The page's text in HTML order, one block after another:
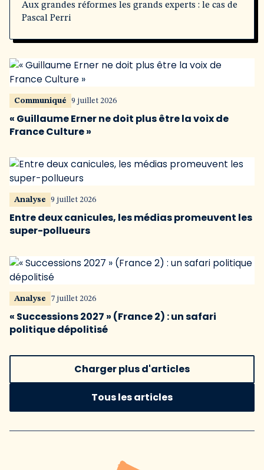
Aux grandes réformes les grands experts : le cas de
Pascal Perri
Communiqué 9 juillet 2026
« Guillaume Erner ne doit plus être la voix de
France Culture »
Analyse 9 juillet 2026
Entre deux canicules, les médias promeuvent les
super-pollueurs
Analyse 7 juillet 2026
« Successions 2027 » (France 2) : un safari
politique dépolitisé
Charger plus d'articles
Tous les articles